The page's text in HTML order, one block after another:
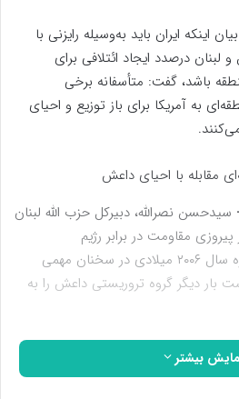
ایران باید به‌وسیله رایزنی با
لبنان درصدد ایجاد ائتلافی برای
باشد، گفت: متأسفانه برخی
به آمریکا برای باز توزیع و احیای
سیدحسن نصرالله، دبیرکل حزب الله لبنان
مقاومت در برابر رژیم
صهیونیستی در جنگ ۳۳ روزه سال ۲۰۰۶ میلادی در سخنان مهمی
بار دیگر گروه تروریستی داعش را به
خارجی درباره تازه ترین اظهارات
دبیر کل حزب الله لبنان در
بیشتر